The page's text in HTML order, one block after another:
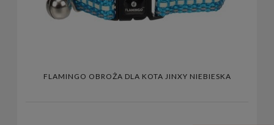
FLAMINGO OBROŻA DLA KOTA JINXY NIEBIESKA